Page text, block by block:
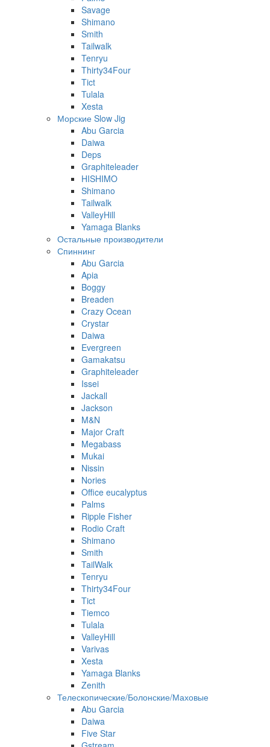
Savage
Shimano
Smith
Tailwalk
Tenryu
Thirty34Four
Tict
Tulala
Xesta
Морские Slow Jig
Abu Garcia
Daiwa
Deps
Graphiteleader
HISHIMO
Shimano
Tailwalk
ValleyHill
Yamaga Blanks
Остальные производители
Спиннинг
Abu Garcia
Apia
Boggy
Breaden
Crazy Ocean
Crystar
Daiwa
Evergreen
Gamakatsu
Graphiteleader
Issei
Jackall
Jackson
M&N
Major Craft
Megabass
Mukai
Nissin
Nories
Office eucalyptus
Palms
Ripple Fisher
Rodio Craft
Shimano
Smith
TailWalk
Tenryu
Thirty34Four
Tict
Tiemco
Tulala
ValleyHill
Varivas
Xesta
Yamaga Blanks
Zenith
Телескопические/Болонские/Маховые
Abu Garcia
Daiwa
Five Star